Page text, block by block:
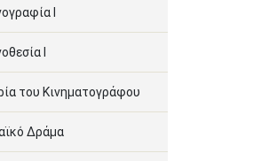
Ι
Ι
του Κινηματογράφου
Δράμα